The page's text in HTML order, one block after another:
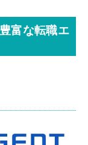
富な転職エ